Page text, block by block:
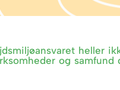
heller
og samfund